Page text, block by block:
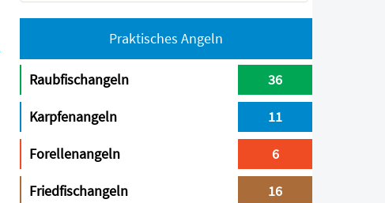
Praktisches Angeln
Raubfischangeln 36
Karpfenangeln 11
Forellenangeln 6
Friedfischangeln 16